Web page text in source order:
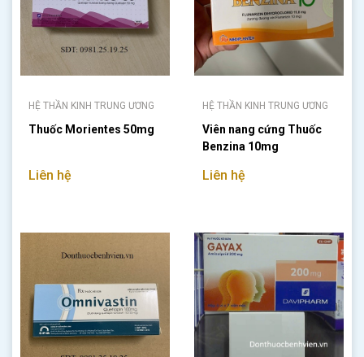
HỆ THẦN KINH TRUNG ƯƠNG
Thuốc Morientes 50mg
Liên hệ
HỆ THẦN KINH TRUNG ƯƠNG
Viên nang cứng Thuốc
Benzina 10mg
Liên hệ